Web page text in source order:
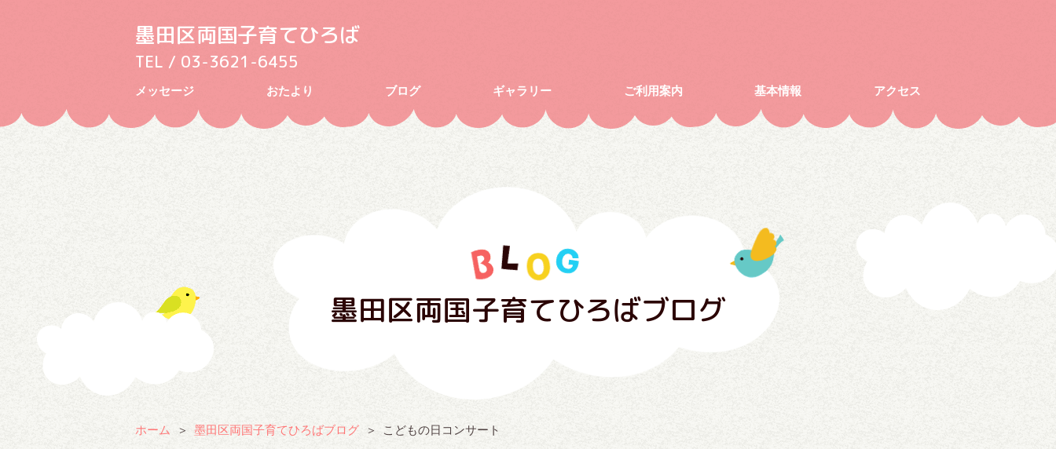
墨田区両国子育てひろば
TEL / 03-3621-6455
メッセージ おたより ブログ ギャラリー ご利用案内 基本情報 アクセス
墨田区両国子育てひろばブログ
ホーム 墨田区両国子育てひろばブログ こどもの日コンサート